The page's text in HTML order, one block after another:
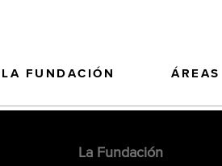
LA FUNDACIÓN ÁREAS
La Fundación